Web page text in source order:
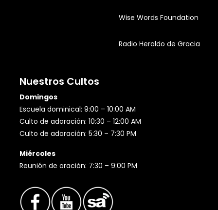
Wise Words Foundation
Radio Heraldo de Gracia
Nuestros Cultos
Domingos
Escuela dominical: 9:00 – 10:00 AM
Culto de adoración: 10:30 – 12:00 AM
Culto de adoración: 5:30 – 7:30 PM
Miércoles
Reunión de oración: 7:30 – 9:00 PM